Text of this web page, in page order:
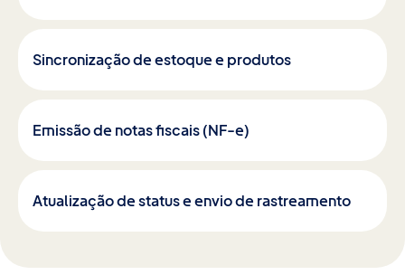
Sincronização de estoque e produtos
Emissão de notas fiscais (NF-e)
Atualização de status e envio de rastreamento